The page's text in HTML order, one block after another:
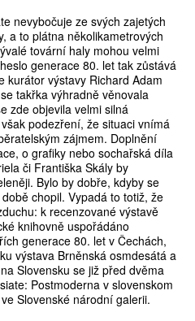
nevybočuje ze svých zajetých
a to plátna několikametrových
tovární haly mohou velmi
generace 80. let tak zůstává
kurátor výstavy Richard Adam
takřka výhradně věnovala
zde objevila velmi silná
podezření, že situaci vnímá
zájmem. Doplnění
o grafiky nebo sochařská díla
či Františka Skály by
Bylo by dobře, kdyby se
chopil. Vypadá to totiž, že
k recenzované výstavě
knihovně uspořádáno
generace 80. let v Čechách,
výstava Brněnská osmdesátá a
Slovensku se již před dvěma
Postmoderna v slovenskom
Slovenské národní galerii.